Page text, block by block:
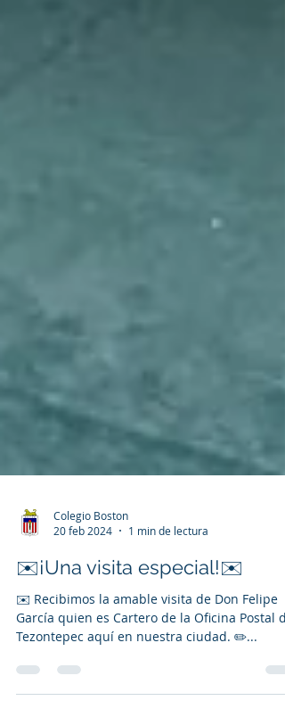
20 feb 2024
1 min de lectura
✉️¡Una visita especial!✉️
✉️ Recibimos la amable visita de Don Felipe
Tezontepec aquí en nuestra ciudad. ✏️...